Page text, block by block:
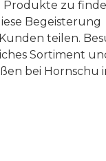
Klinge, die
elastisch
ist.
Produkte zu
Begeisterung
teilen.
Sortiment
bei Hornschu